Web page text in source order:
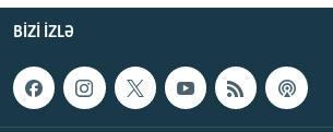
BIZI IZLƏ